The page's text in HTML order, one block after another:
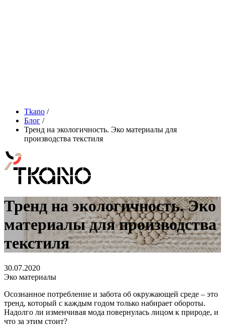
Tkano /
Блог /
Тренд на экологичность. Эко материалы для
производства текстиля
Тренд на экологичность. Эко
материалы для производства
текстиля
30.07.2020
Эко материалы
Осознанное потребление и забота об окружающей среде – это
тренд, который с каждым годом только набирает обороты.
Надолго ли изменчивая мода повернулась лицом к природе, и
что за этим стоит?